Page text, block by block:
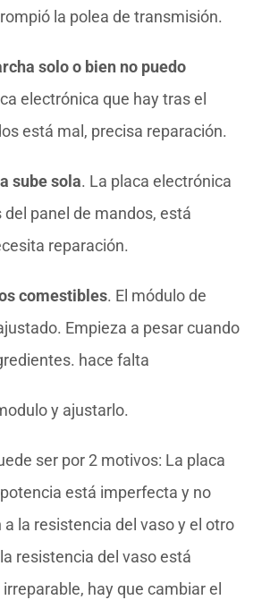
la polea de transmisión.
solo o bien no puedo
electrónica que hay tras el
está mal, precisa reparación.
sube sola. La placa electrónica
panel de mandos, está
reparación.
comestibles. El módulo de
Empieza a pesar cuando
hace falta
y ajustarlo.
ser por 2 motivos: La placa
está imperfecta y no
la resistencia del vaso y el otro
resistencia del vaso está
hay que cambiar el